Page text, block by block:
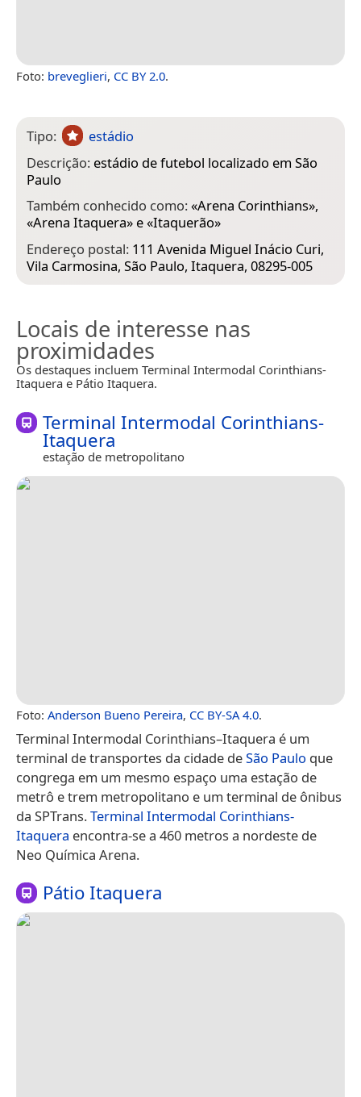
Foto: breveglieri, CC BY 2.0.
Tipo:
estádio
Descrição: estádio de futebol localizado em São
Paulo
Também conhecido como:«Arena Corinthians»,
«Arena Itaquera» e «Itaquerão»
Endereço postal: 111 Avenida Miguel Inácio Curi,
Vila Carmosina, São Paulo, Itaquera, 08295-005
Locais de interesse nas
proximidades
Os destaques incluem Terminal Intermodal Corinthians-
Itaquera e Pátio Itaquera.
Terminal Intermodal Corinthians-
Itaquera
estação de metropolitano
Foto: Anderson Bueno Pereira, CC BY-SA 4.0.
Terminal Intermodal Corinthians–Itaquera é um
terminal de transportes da cidade deSão Paulo que
congrega em um mesmo espaço uma estação de
metrô e trem metropolitano e um terminal de ônibus
da SPTrans.Terminal Intermodal Corinthians-
Itaquera encontra-se a 460 metros a nordeste de
Neo Química Arena.
Pátio Itaquera